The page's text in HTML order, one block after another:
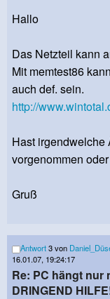
Hallo
Das Netzteil kann
Mit memtest86
auch def. sein.
http://
Hast irgendwelche
vorgenommen
Gruß
Antwort3 von
16.01.07, 19:24:17
Re: PC hängt
DRINGEND